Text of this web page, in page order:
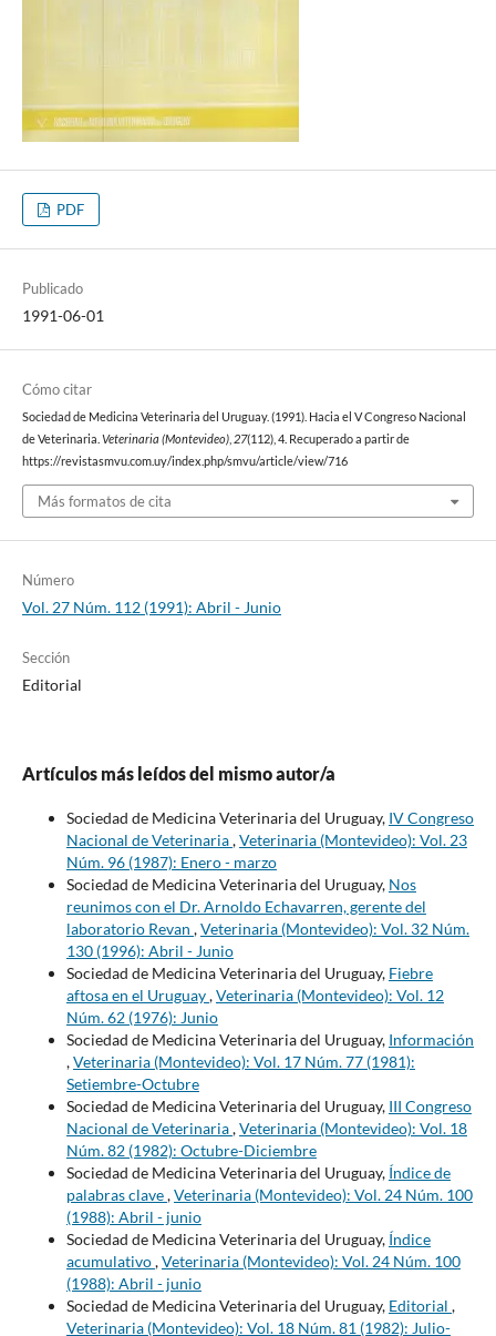
PDF
Publicado
1991-06-01
Cómo citar
Sociedad de Medicina Veterinaria del Uruguay. (1991). Hacia el V Congreso Nacional
de Veterinaria. Veterinaria (Montevideo), 27(112), 4. Recuperado a partir de
https://revistasmvu.com.uy/index.php/smvu/article/view/716
Más formatos de cita
Número
Vol. 27 Núm. 112 (1991): Abril - Junio
Sección
Editorial
Artículos más leídos del mismo autor/a
Sociedad de Medicina Veterinaria del Uruguay, IV Congreso
Nacional de Veterinaria,Veterinaria (Montevideo): Vol. 23
Núm. 96 (1987): Enero - marzo
Sociedad de Medicina Veterinaria del Uruguay, Nos
reunimos con el Dr. Arnoldo Echavarren, gerente del
laboratorio Revan ,Veterinaria (Montevideo): Vol. 32 Núm.
130 (1996): Abril - Junio
Sociedad de Medicina Veterinaria del Uruguay, Fiebre
aftosa en el Uruguay,Veterinaria (Montevideo): Vol. 12
Núm. 62 (1976): Junio
Sociedad de Medicina Veterinaria del Uruguay, Información
,Veterinaria (Montevideo): Vol. 17 Núm. 77 (1981):
Setiembre-Octubre
Sociedad de Medicina Veterinaria del Uruguay, III Congreso
Nacional de Veterinaria,Veterinaria (Montevideo): Vol. 18
Núm. 82 (1982): Octubre-Diciembre
Sociedad de Medicina Veterinaria del Uruguay, Índice de
palabras clave,Veterinaria (Montevideo): Vol. 24 Núm. 100
(1988): Abril - junio
Sociedad de Medicina Veterinaria del Uruguay, Índice
acumulativo,Veterinaria (Montevideo): Vol. 24 Núm. 100
(1988): Abril - junio
Sociedad de Medicina Veterinaria del Uruguay, Editorial ,
Veterinaria (Montevideo): Vol. 18 Núm. 81 (1982): Julio-